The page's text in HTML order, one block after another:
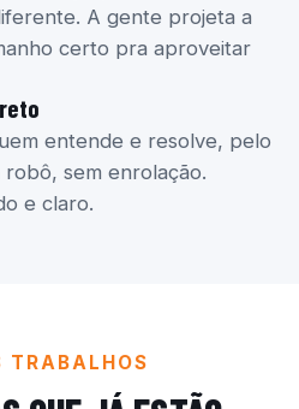
A gente projeta a
certo pra aproveitar
entende e resolve, pelo
sem enrolação.
e claro.
TRABALHOS